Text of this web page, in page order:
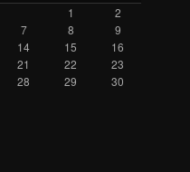
1
2
7 8
9
14 15
16
21 22
23
28 29
30